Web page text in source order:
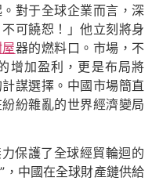
對于全球企業而言，深
可饒恕！」他立刻將身
器的燃料口。市場，不
增加盈利，更是布局將
謀選擇。中國市場簡直
紛雜亂的世界經濟變局
保護了全球經貿輪迴的
，中國在全球財產鏈供給